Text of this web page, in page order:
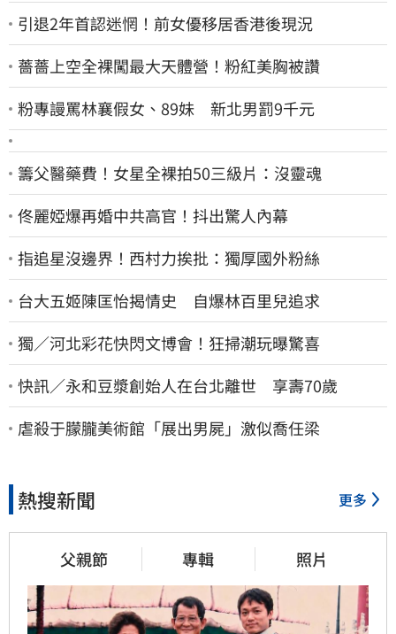
引退2年首認迷惘！前女優移居香港後現況
薔薔上空全裸闖最大天體營！粉紅美胸被讚
粉專謾罵林襄假女、89妹 新北男罰9千元
籌父醫藥費！女星全裸拍50三級片：沒靈魂
佟麗婭爆再婚中共高官！抖出驚人內幕
指追星沒邊界！西村力挨批：獨厚國外粉絲
台大五姬陳匡怡揭情史 自爆林百里兒追求
獨／河北彩花快閃文博會！狂掃潮玩曝驚喜
快訊／永和豆漿創始人在台北離世 享壽70歲
虐殺于朦朧美術館「展出男屍」激似喬任梁
熱搜新聞 更多
父親節 專輯 照片